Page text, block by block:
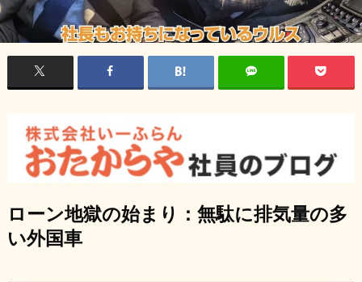
ローン地獄の始まり：無駄に排気量の多
い外国車